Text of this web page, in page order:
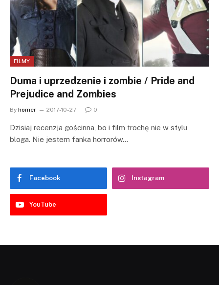
FILMY
Duma i uprzedzenie i zombie / Pride and
Prejudice and Zombies
By homer 2017-10-27 0
Dzisiaj recenzja gościnna, bo i film trochę nie w stylu
bloga. Nie jestem fanka horrorów…
Facebook Instagram
YouTube